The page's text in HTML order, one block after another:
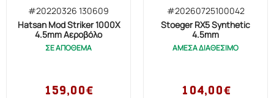
#20220326 130609
Hatsan Mod Striker 1000X
4.5mm Αεροβόλο
ΣΕ ΑΠΟΘΕΜΑ
159,00€
#20260725100042
Stoeger RX5 Synthetic
4.5mm
ΑΜΕΣΑ ΔΙΑΘΕΣΙΜΟ
104,00€